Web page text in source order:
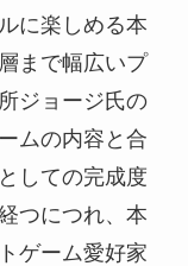
に楽しめる本
まで幅広いプ
ジョージ氏の
ムの内容と合
しての完成度
つにつれ、本
ゲーム愛好家